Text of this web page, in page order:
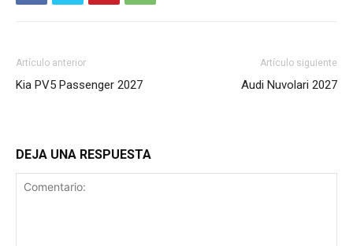
Artículo anterior
Kia PV5 Passenger 2027
Artículo siguiente
Audi Nuvolari 2027
DEJA UNA RESPUESTA